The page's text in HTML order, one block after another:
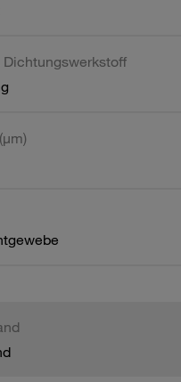
Dichtungswerkstoff